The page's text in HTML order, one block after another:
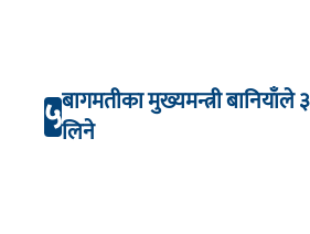
५बागमतीका मुख्यमन्त्री बानियाँले
लिने